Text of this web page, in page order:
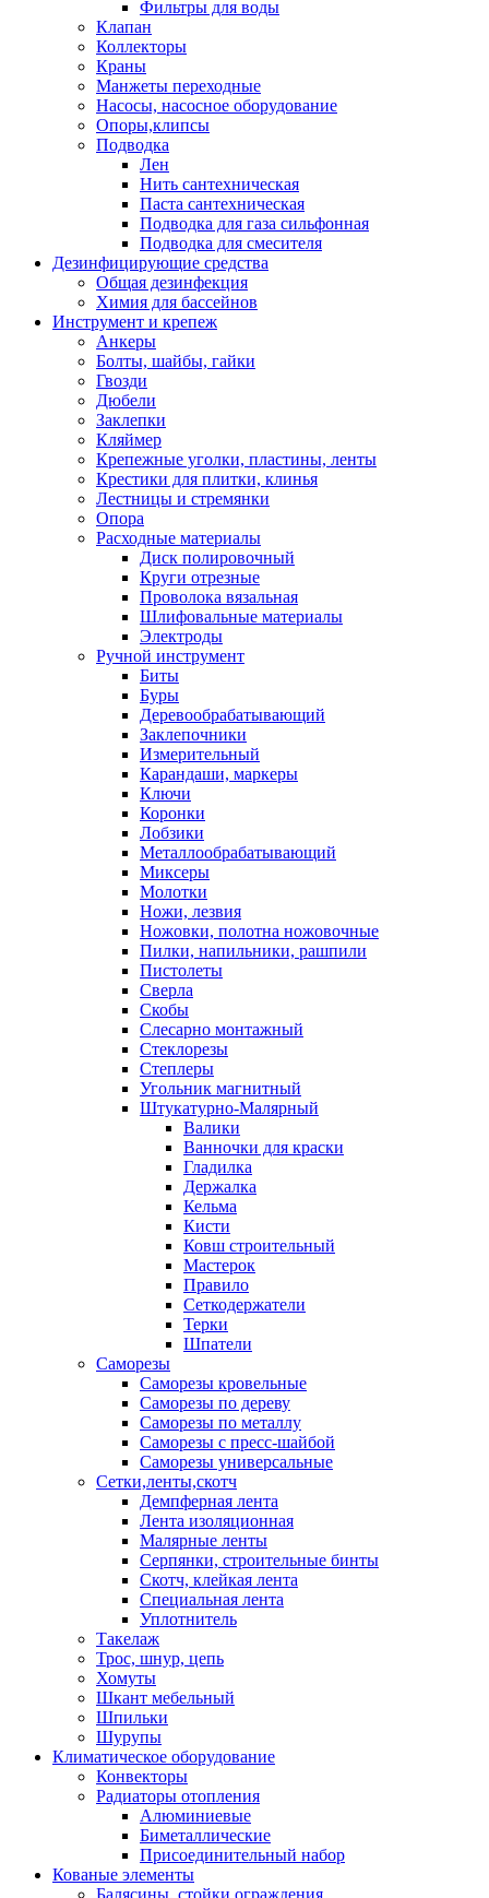
Фильтры для воды
Клапан
Коллекторы
Краны
Манжеты переходные
Насосы, насосное оборудование
Опоры,клипсы
Подводка
Лен
Нить сантехническая
Паста сантехническая
Подводка для газа сильфонная
Подводка для смесителя
Дезинфицирующие средства
Общая дезинфекция
Химия для бассейнов
Инструмент и крепеж
Анкеры
Болты, шайбы, гайки
Гвозди
Дюбели
Заклепки
Кляймер
Крепежные уголки, пластины, ленты
Крестики для плитки, клинья
Лестницы и стремянки
Опора
Расходные материалы
Диск полировочный
Круги отрезные
Проволока вязальная
Шлифовальные материалы
Электроды
Ручной инструмент
Биты
Буры
Деревообрабатывающий
Заклепочники
Измерительный
Карандаши, маркеры
Ключи
Коронки
Лобзики
Металлообрабатывающий
Миксеры
Молотки
Ножи, лезвия
Ножовки, полотна ножовочные
Пилки, напильники, рашпили
Пистолеты
Сверла
Скобы
Слесарно монтажный
Стеклорезы
Степлеры
Угольник магнитный
Штукатурно-Малярный
Валики
Ванночки для краски
Гладилка
Держалка
Кельма
Кисти
Ковш строительный
Мастерок
Правило
Сеткодержатели
Терки
Шпатели
Саморезы
Саморезы кровельные
Саморезы по дереву
Саморезы по металлу
Саморезы с пресс-шайбой
Саморезы универсальные
Сетки,ленты,скотч
Демпферная лента
Лента изоляционная
Малярные ленты
Серпянки, строительные бинты
Скотч, клейкая лента
Специальная лента
Уплотнитель
Такелаж
Трос, шнур, цепь
Хомуты
Шкант мебельный
Шпильки
Шурупы
Климатическое оборудование
Конвекторы
Радиаторы отопления
Алюминиевые
Биметаллические
Присоединительный набор
Кованые элементы
Балясины, стойки ограждения